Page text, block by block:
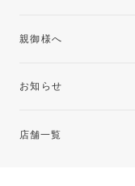
親御様へ
お知らせ
店舗一覧